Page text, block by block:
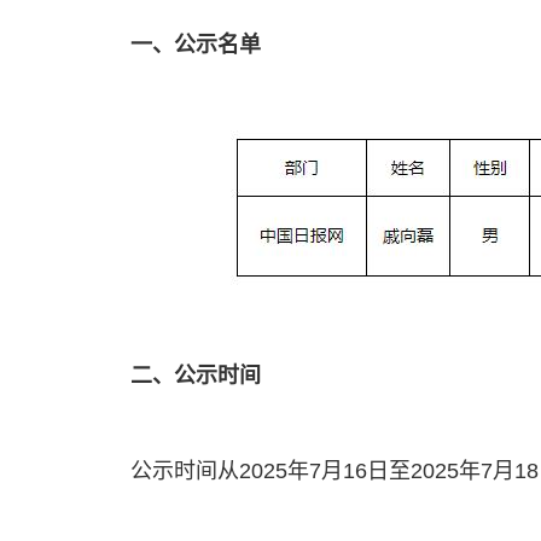
一、公示名单
二、公示时间
公示时间从2025年7月16日至2025年7月